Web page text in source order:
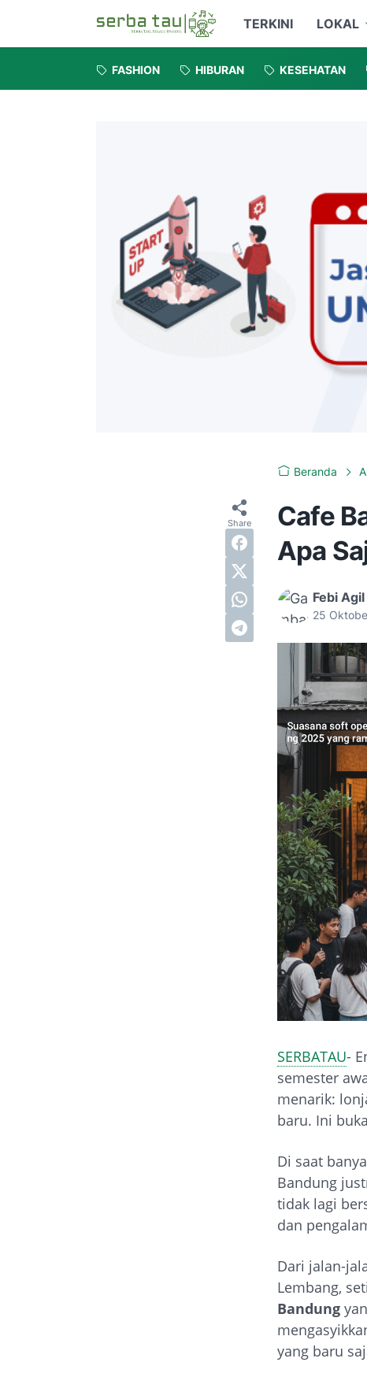
TERKINI LOKAL
FASHION HIBURAN KESEHATAN
Beranda
Cafe
Apa
Febi
25
SERBATAU-
semester
menarik:
baru. Ini
Di saat
Bandung
tidak lagi
dan
Dari jalan-
Lembang,
Bandung
yang baru